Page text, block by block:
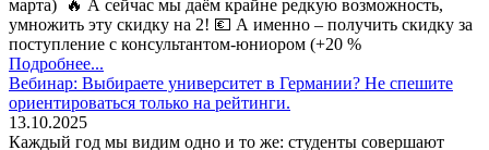
марта) 🔥 А сейчас мы даём крайне редкую возможность,
умножить эту скидку на 2! 💶 А именно – получить скидку за
поступление с консультантом-юниором (+20 %
Подробнее...
Вебинар: Выбираете университет в Германии? Не спешите
ориентироваться только на рейтинги.
13.10.2025
Каждый год мы видим одно и то же: студенты совершают